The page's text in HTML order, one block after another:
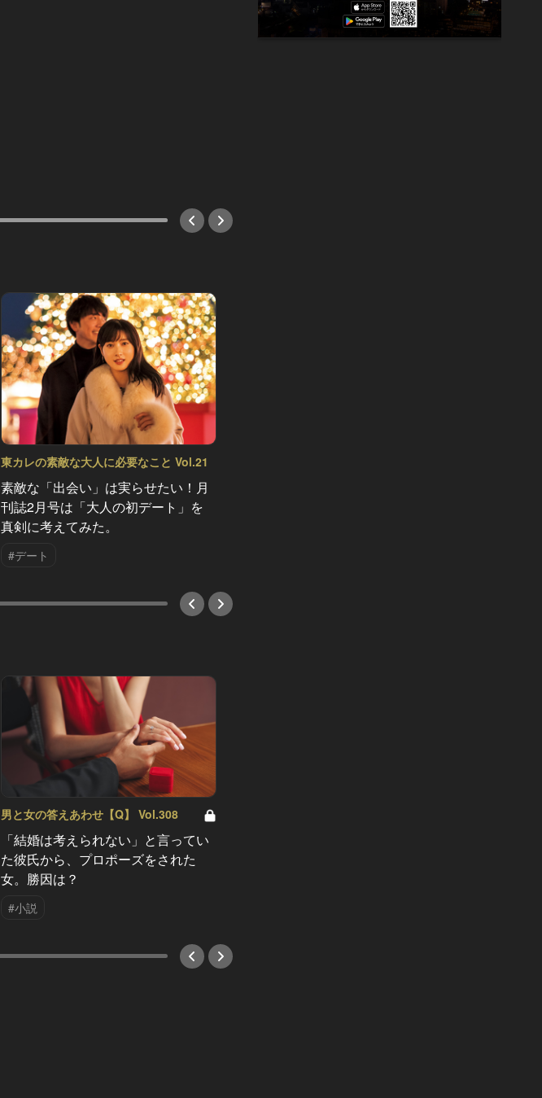
東カレの素敵な大人に必要なこと Vol.21
素敵な「出会い」は実らせたい！月
刊誌2月号は「大人の初デート」を
真剣に考えてみた。
#デート
男と女の答えあわせ【Q】 Vol.308
「結婚は考えられない」と言ってい
た彼氏から、プロポーズをされた
女。勝因は？
#小説